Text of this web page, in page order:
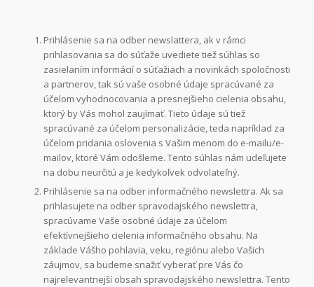
Prihlásenie sa na odber newslattera, ak v rámci
prihlasovania sa do súťaže uvediete tiež súhlas so
zasielaním informácií o súťažiach a novinkách spoločnosti
a partnerov, tak sú vaše osobné údaje spracúvané za
účelom vyhodnocovania a presnejšieho cielenia obsahu,
ktorý by Vás mohol zaujímať. Tieto údaje sú tiež
spracúvané za účelom personalizácie, teda napríklad za
účelom pridania oslovenia s Vašim menom do e-mailu/e-
mailov, ktoré Vám odošleme. Tento súhlas nám udeľujete
na dobu neurčitú a je kedykoľvek odvolateľný.
Prihlásenie sa na odber informačného newslettra. Ak sa
prihlasujete na odber spravodajského newslettra,
spracúvame Vaše osobné údaje za účelom
efektívnejšieho cielenia informačného obsahu. Na
základe Vášho pohlavia, veku, regiónu alebo Vašich
záujmov, sa budeme snažiť vyberať pre Vás čo
najrelevantnejší obsah spravodajského newslettra. Tento